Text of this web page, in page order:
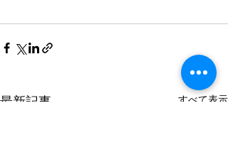
最新記事 すべて表示